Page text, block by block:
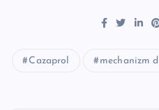
Cazaprol mechanizm